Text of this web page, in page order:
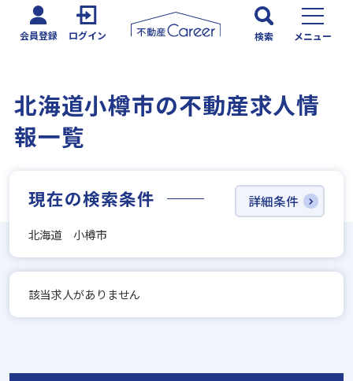
会員登録 ログイン 検索 メニュー
北海道小樽市の不動産求人情
報一覧
現在の検索条件
北海道 小樽市
詳細条件
該当求人がありません